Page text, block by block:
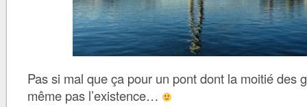
Pas si mal que ça pour un pont dont la moitié des
même pas l’existence…